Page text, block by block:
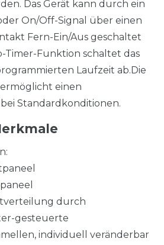
Das Gerät kann durch ein
On/Off-Signal über einen
Fern-Ein/Aus geschaltet
Timer-Funktion schaltet das
Laufzeit ab.Die
einen
Standardkonditionen.
durch
gesteuerte
individuell veränderbar